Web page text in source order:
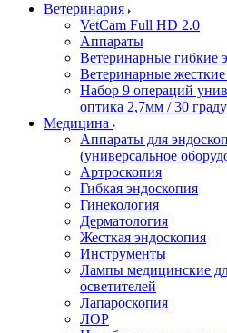
Ветеринария
VetCam Full HD 2.0
Аппараты
Ветеринарные гибкие
Ветеринарные
Набор 9 операций
оптика 2,7мм / 30
Медицина
Аппараты для
(универсальное
Артроскопия
Гибкая эндоскопия
Гинекология
Дерматология
Жесткая эндоскопия
Инструменты
Лампы медицинские
осветителей
Лапароскопия
ЛОР